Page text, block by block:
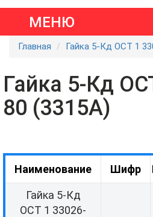
МЕНЮ
Главная Гайка 5-Кд ОСТ 1
Гайка 5-Кд
80 (3315А)
Наименование Шифр
Гайка 5-Кд
ОСТ 1 33026-